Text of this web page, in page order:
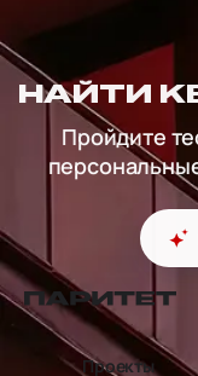
НАЙТИ
Пройдите
перейти на
Проекты